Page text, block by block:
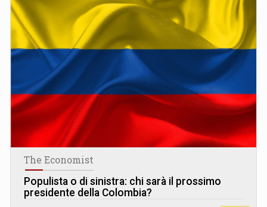
The Economist
Populista o di sinistra: chi sarà il prossimo
presidente della Colombia?